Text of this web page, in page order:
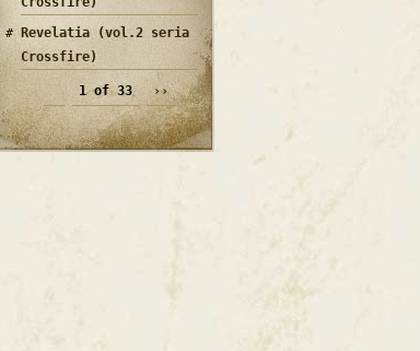
Revelatia (vol.2 seria
Crossfire)
1 of 33 ››